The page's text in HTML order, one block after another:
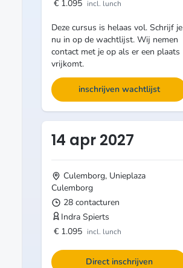
€ 1.095 incl. lunch
Deze cursus is helaas vol. Schrijf je
nu in op de wachtlijst. Wij nemen
contact met je op als er een plaats
vrijkomt.
inschrijven wachtlijst
14 apr 2027
Culemborg, Unieplaza
Culemborg
28 contacturen
Indra Spierts
€ 1.095 incl. lunch
Direct inschrijven